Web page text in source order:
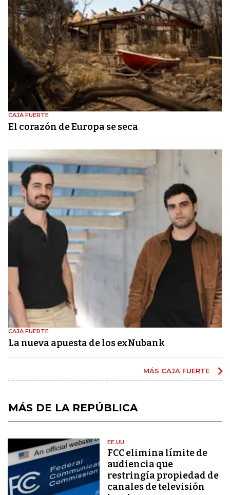
CAJA FUERTE
El corazón de Europa se seca
CAJA FUERTE
La nueva apuesta de los exNubank
MÁS CAJA FUERTE
MÁS DE LA REPÚBLICA
EE.UU.
FCC elimina límite de
audiencia que
restringía propiedad de
canales de televisión